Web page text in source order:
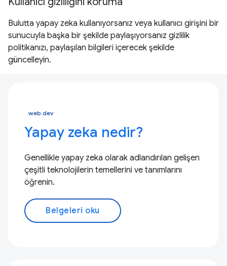
Bulutta yapay zeka kullanıyorsanız veya kullanıcı girişini bir
sunucuyla başka bir şekilde paylaşıyorsanız gizlilik
politikanızı, paylaşılan bilgileri içerecek şekilde
güncelleyin.
web.dev
Yapay zeka nedir?
Genellikle yapay zeka olarak adlandırılan gelişen
çeşitli teknolojilerin temellerini ve tanımlarını
öğrenin.
Belgeleri oku